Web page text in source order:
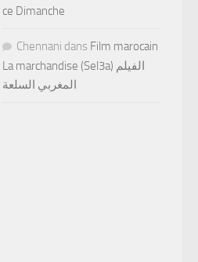
ce Dimanche
Chennani dans Film marocain
La marchandise (Sel3a) الفيلم
المغربي السلعة